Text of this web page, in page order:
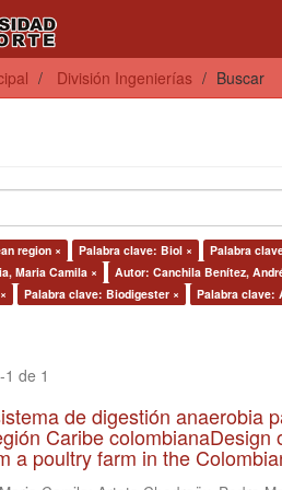
División Ingenierías Buscar
region × Palabra clave: Biol × Palabra
Maria Camila ×
Autor: Canchila Benítez,
Palabra clave: Biodigester × Palabra clave:
de 1
de digestión anaerobia
Caribe
a poultry farm in the